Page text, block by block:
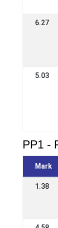
6.27
5.03
PP1 -
Mark
1.38